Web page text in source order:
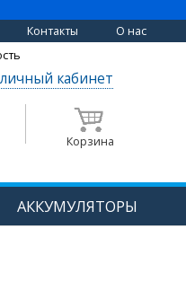
Контакты О нас
кабинет
Корзина
АККУМУЛЯТОРЫ